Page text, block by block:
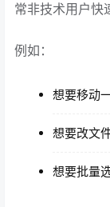
常非技术用户快
例如：
想要移动
想要改文
想要批量